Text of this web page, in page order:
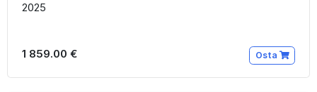
2025
1 859.00 € Osta